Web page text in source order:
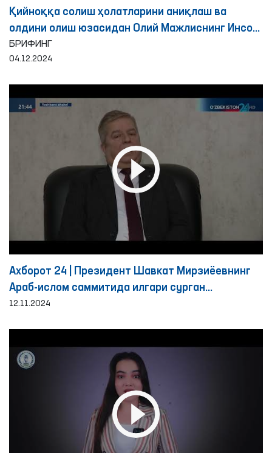
Қийноққа солиш ҳолатларини аниқлаш ва
олдини олиш юзасидан Олий Мажлиснинг Инсон
ҳуқуқлари бўйича вакили (омбудсман)
томонидан 2024 йилнинг ўн ойида амалга
БРИФИНГ
04.12.2024
Ахборот 24 | Президент Шавкат Мирзиёевнинг
Араб-ислом саммитида илгари сурган
ташаббусларига муносабат
12.11.2024